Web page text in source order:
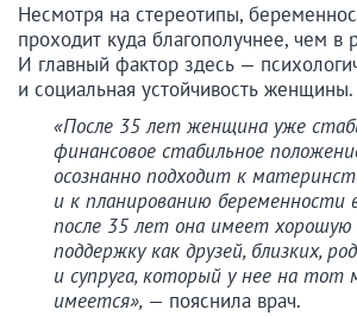
Несмотря на стереотипы,
проходит куда благополучнее, чем в
И главный фактор здесь —
и социальная устойчивость женщины.
«После 35 лет женщина уже
финансовое стабильное
осознанно подходит к
и к планированию беременности
после 35 лет она имеет хорошую
поддержку как друзей, близких,
и супруга, который у нее на
имеется», — пояснила врач.